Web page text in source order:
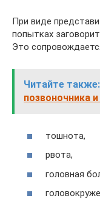
При виде
попытках
Это
Читайте также:
позвоночника
тошнота,
рвота,
головная